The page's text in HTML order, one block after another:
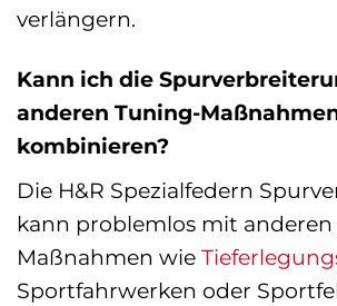
verlängern.
Kann ich die
anderen Tuning-
kombinieren?
Die H&R Spezialfedern
kann problemlos mit
Maßnahmen wie
Sportfahrwerken oder